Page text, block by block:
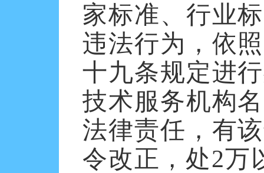
家标准、行业
违法行为，依
十九条规定进
技术服务机构
法律责任，有
令改正，处2万